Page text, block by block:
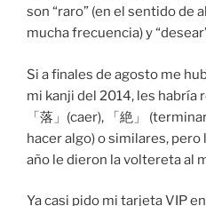
son “raro” (en el sentido de
mucha frecuencia) y
Si a finales de agosto me
mi kanji del 2014, les habría
「落」(caer), 「絶」
hacer algo) o similares,
año le dieron la voltereta al
Ya casi pido mi tarjeta VIP